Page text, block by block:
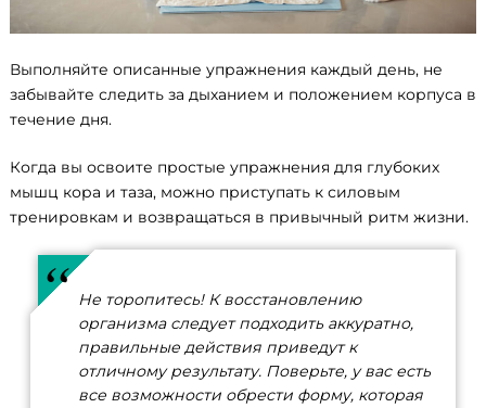
Выполняйте описанные упражнения каждый день, не
забывайте следить за дыханием и положением корпуса в
течение дня.
Когда вы освоите простые упражнения для глубоких
мышц кора и таза, можно приступать к силовым
тренировкам и возвращаться в привычный ритм жизни.
Не торопитесь! К восстановлению
организма следует подходить аккуратно,
правильные действия приведут к
отличному результату. Поверьте, у вас есть
все возможности обрести форму, которая